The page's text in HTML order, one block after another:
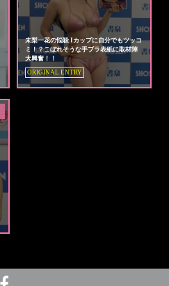
未梨一花の悩殺 Iカップに自分でもツッコ
ミ！？こぼれそうな手ブラ表紙に取材陣
大興奮！！
ORIGINAL ENTRY